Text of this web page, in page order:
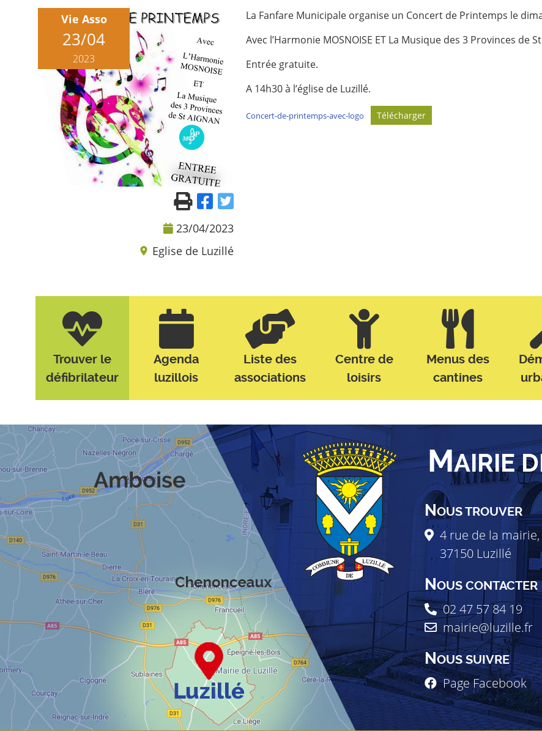
Vie Asso
23/04
2023
23/04/2023
Eglise de Luzillé
La Fanfare Municipale organise un Concert de Printemps le
Avec l’Harmonie MOSNOISE ET La Musique des 3 Provinces de
Entrée gratuite.
A 14h30 à l’église de Luzillé.
Concert-de-printemps-avec-logo Télécharger
Trouver le
défibrilateur
Agenda
luzillois
Liste des
associations
Centre de
loisirs
Menus des
cantines
MAIRIE
NOUS TROUVER
4 rue de la mairie,
37150 Luzillé
NOUS CONTACTER
02 47 57 84 19
mairie@luzille.fr
NOUS SUIVRE
Page Facebook